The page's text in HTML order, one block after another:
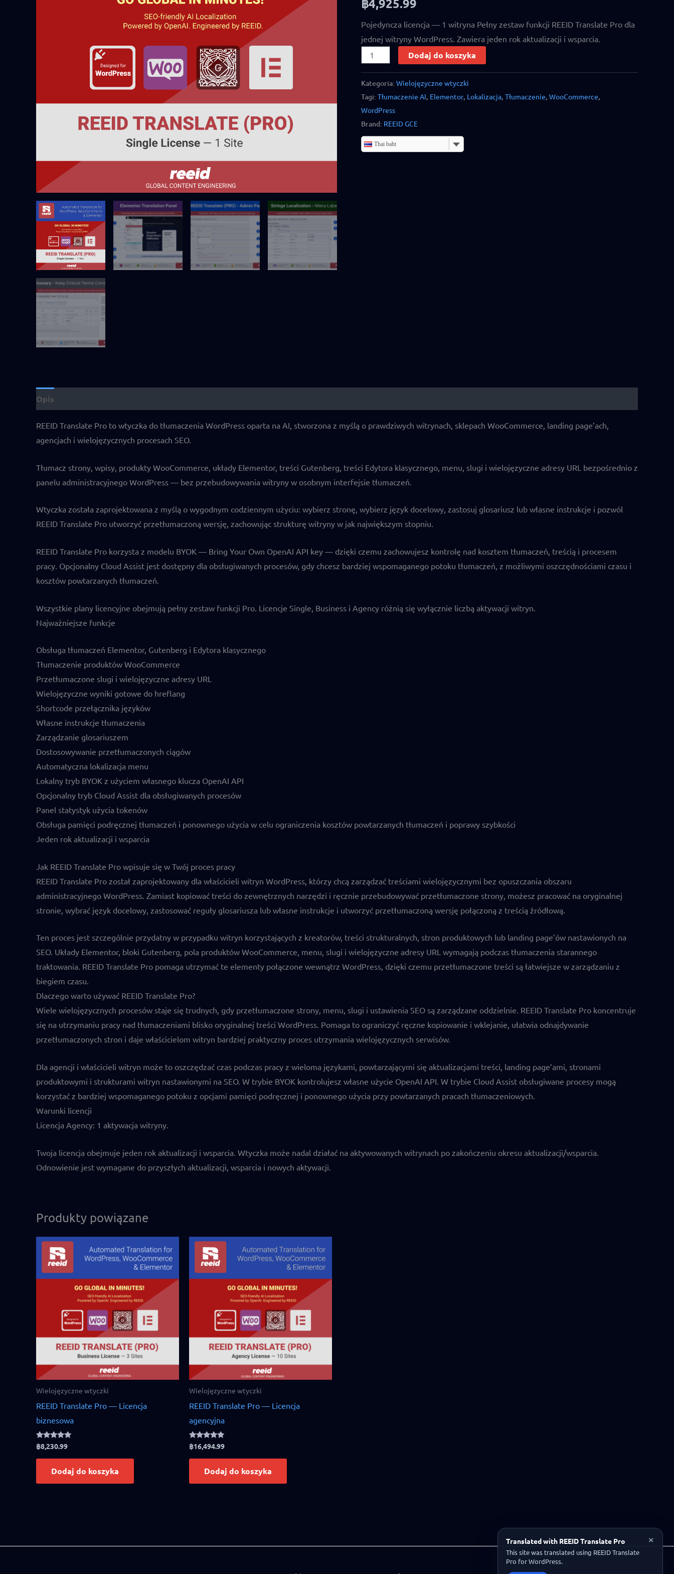
based on
ratings
฿4,925.99
Pojedyncza licencja — 1 witryna Pełny zestaw funkcji REEID Translate Pro dla
jednej witryny WordPress. Zawiera jeden rok aktualizacji i wsparcia.
Dodaj do koszyka
Kategoria: Wielojęzyczne wtyczki
Tagi: Tłumaczenie AI, Elementor, Lokalizacja, Tłumaczenie, WooCommerce,
WordPress
Brand: REEID GCE
Thai baht
Opis
REEID Translate Pro to wtyczka do tłumaczenia WordPress oparta na AI, stworzona z myślą o prawdziwych witrynach, sklepach WooCommerce, landing page’ach,
agencjach i wielojęzycznych procesach SEO.
Tłumacz strony, wpisy, produkty WooCommerce, układy Elementor, treści Gutenberg, treści Edytora klasycznego, menu, slugi i wielojęzyczne adresy URL bezpośrednio z
panelu administracyjnego WordPress — bez przebudowywania witryny w osobnym interfejsie tłumaczeń.
Wtyczka została zaprojektowana z myślą o wygodnym codziennym użyciu: wybierz stronę, wybierz język docelowy, zastosuj glosariusz lub własne instrukcje i pozwól
REEID Translate Pro utworzyć przetłumaczoną wersję, zachowując strukturę witryny w jak największym stopniu.
REEID Translate Pro korzysta z modelu BYOK — Bring Your Own OpenAI API key — dzięki czemu zachowujesz kontrolę nad kosztem tłumaczeń, treścią i procesem
pracy. Opcjonalny Cloud Assist jest dostępny dla obsługiwanych procesów, gdy chcesz bardziej wspomaganego potoku tłumaczeń, z możliwymi oszczędnościami czasu i
kosztów powtarzanych tłumaczeń.
Wszystkie plany licencyjne obejmują pełny zestaw funkcji Pro. Licencje Single, Business i Agency różnią się wyłącznie liczbą aktywacji witryn.
Najważniejsze funkcje
Obsługa tłumaczeń Elementor, Gutenberg i Edytora klasycznego
Tłumaczenie produktów WooCommerce
Przetłumaczone slugi i wielojęzyczne adresy URL
Wielojęzyczne wyniki gotowe do hreflang
Shortcode przełącznika języków
Własne instrukcje tłumaczenia
Zarządzanie glosariuszem
Dostosowywanie przetłumaczonych ciągów
Automatyczna lokalizacja menu
Lokalny tryb BYOK z użyciem własnego klucza OpenAI API
Opcjonalny tryb Cloud Assist dla obsługiwanych procesów
Panel statystyk użycia tokenów
Obsługa pamięci podręcznej tłumaczeń i ponownego użycia w celu ograniczenia kosztów powtarzanych tłumaczeń i poprawy szybkości
Jeden rok aktualizacji i wsparcia
Jak REEID Translate Pro wpisuje się w Twój proces pracy
REEID Translate Pro został zaprojektowany dla właścicieli witryn WordPress, którzy chcą zarządzać treściami wielojęzycznymi bez opuszczania obszaru
administracyjnego WordPress. Zamiast kopiować treści do zewnętrznych narzędzi i ręcznie przebudowywać przetłumaczone strony, możesz pracować na oryginalnej
stronie, wybrać język docelowy, zastosować reguły glosariusza lub własne instrukcje i utworzyć przetłumaczoną wersję połączoną z treścią źródłową.
Ten proces jest szczególnie przydatny w przypadku witryn korzystających z kreatorów, treści strukturalnych, stron produktowych lub landing page’ów nastawionych na
SEO. Układy Elementor, bloki Gutenberg, pola produktów WooCommerce, menu, slugi i wielojęzyczne adresy URL wymagają podczas tłumaczenia starannego
traktowania. REEID Translate Pro pomaga utrzymać te elementy połączone wewnątrz WordPress, dzięki czemu przetłumaczone treści są łatwiejsze w zarządzaniu z
biegiem czasu.
Dlaczego warto używać REEID Translate Pro?
Wiele wielojęzycznych procesów staje się trudnych, gdy przetłumaczone strony, menu, slugi i ustawienia SEO są zarządzane oddzielnie. REEID Translate Pro koncentruje
się na utrzymaniu pracy nad tłumaczeniami blisko oryginalnej treści WordPress. Pomaga to ograniczyć ręczne kopiowanie i wklejanie, ułatwia odnajdywanie
przetłumaczonych stron i daje właścicielom witryn bardziej praktyczny proces utrzymania wielojęzycznych serwisów.
Dla agencji i właścicieli witryn może to oszczędzać czas podczas pracy z wieloma językami, powtarzającymi się aktualizacjami treści, landing page’ami, stronami
produktowymi i strukturami witryn nastawionymi na SEO. W trybie BYOK kontrolujesz własne użycie OpenAI API. W trybie Cloud Assist obsługiwane procesy mogą
korzystać z bardziej wspomaganego potoku z opcjami pamięci podręcznej i ponownego użycia przy powtarzanych pracach tłumaczeniowych.
Warunki licencji
Licencja Agency: 1 aktywacja witryny.
Twoja licencja obejmuje jeden rok aktualizacji i wsparcia. Wtyczka może nadal działać na aktywowanych witrynach po zakończeniu okresu aktualizacji/wsparcia.
Odnowienie jest wymagane do przyszłych aktualizacji, wsparcia i nowych aktywacji.
Produkty powiązane
Wielojęzyczne wtyczki
REEID Translate Pro — Licencja
biznesowa
Rated
4.75
out of 5
฿8,230.99
Dodaj do koszyka
Wielojęzyczne wtyczki
REEID Translate Pro — Licencja
agencyjna
Rated
5.00
out of 5
฿16,494.99
Dodaj do koszyka
×
Translated with REEID Translate Pro
This site was translated using REEID Translate
Pro for WordPress.